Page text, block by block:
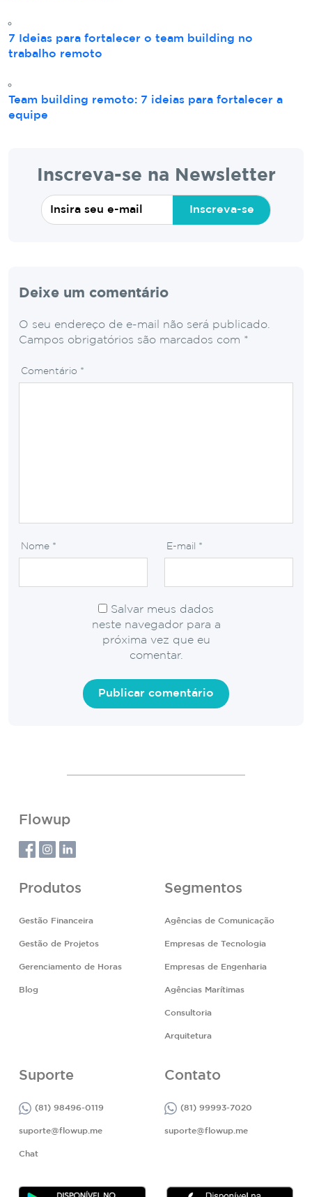
7 Ideias para fortalecer o team building no
trabalho remoto
Team building remoto: 7 ideias para fortalecer a
equipe
Inscreva-se na Newsletter
Inscreva-se
Deixe um comentário
O seu endereço de e-mail não será publicado.
Campos obrigatórios são marcados com *
Comentário *
Nome * E-mail *
Salvar meus dados
neste navegador para a
próxima vez que eu
comentar.
Flowup
Produtos
Gestão Financeira
Gestão de Projetos
Gerenciamento de Horas
Blog
Segmentos
Agências de Comunicação
Empresas de Tecnologia
Empresas de Engenharia
Agências Marítimas
Consultoria
Arquitetura
Suporte
(81) 98496-0119
suporte@flowup.me
Chat
Contato
(81) 99993-7020
suporte@flowup.me